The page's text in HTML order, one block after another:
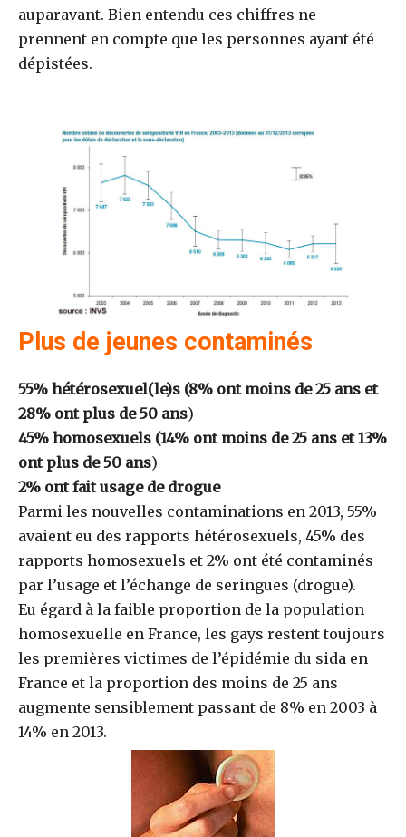
auparavant. Bien entendu ces chiffres ne
prennent en compte que les personnes ayant été
dépistées.
Plus de jeunes contaminés
55% hétérosexuel(le)s (8% ont moins de 25 ans et
28% ont plus de 50 ans)
45% homosexuels (14% ont moins de 25 ans et 13%
ont plus de 50 ans)
2% ont fait usage de drogue
Parmi les nouvelles contaminations en 2013, 55%
avaient eu des rapports hétérosexuels, 45% des
rapports homosexuels et 2% ont été contaminés
par l’usage et l’échange de seringues (drogue).
Eu égard à la faible proportion de la population
homosexuelle en France, les gays restent toujours
les premières victimes de l’épidémie du sida en
France et la proportion des moins de 25 ans
augmente sensiblement passant de 8% en 2003 à
14% en 2013.